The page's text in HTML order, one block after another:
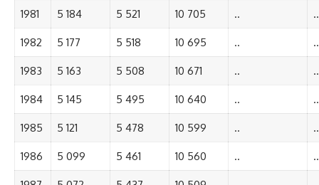
1981 5 184 5 521 10 705 .. ..
1982 5 177 5 518 10 695 .. ..
1983 5 163 5 508 10 671 .. ..
1984 5 145 5 495 10 640 .. ..
1985 5 121 5 478 10 599 .. ..
1986 5 099 5 461 10 560 .. ..